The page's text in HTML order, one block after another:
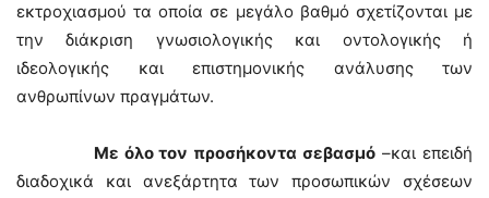
εκτροχιασμού τα οποία σε μεγάλο βαθμό σχετίζονται με
την διάκριση γνωσιολογικής και οντολογικής ή
ιδεολογικής και επιστημονικής ανάλυσης των
ανθρωπίνων πραγμάτων.
Με όλο τον προσήκοντα σεβασμό –και επειδή
διαδοχικά και ανεξάρτητα των προσωπικών σχέσεων